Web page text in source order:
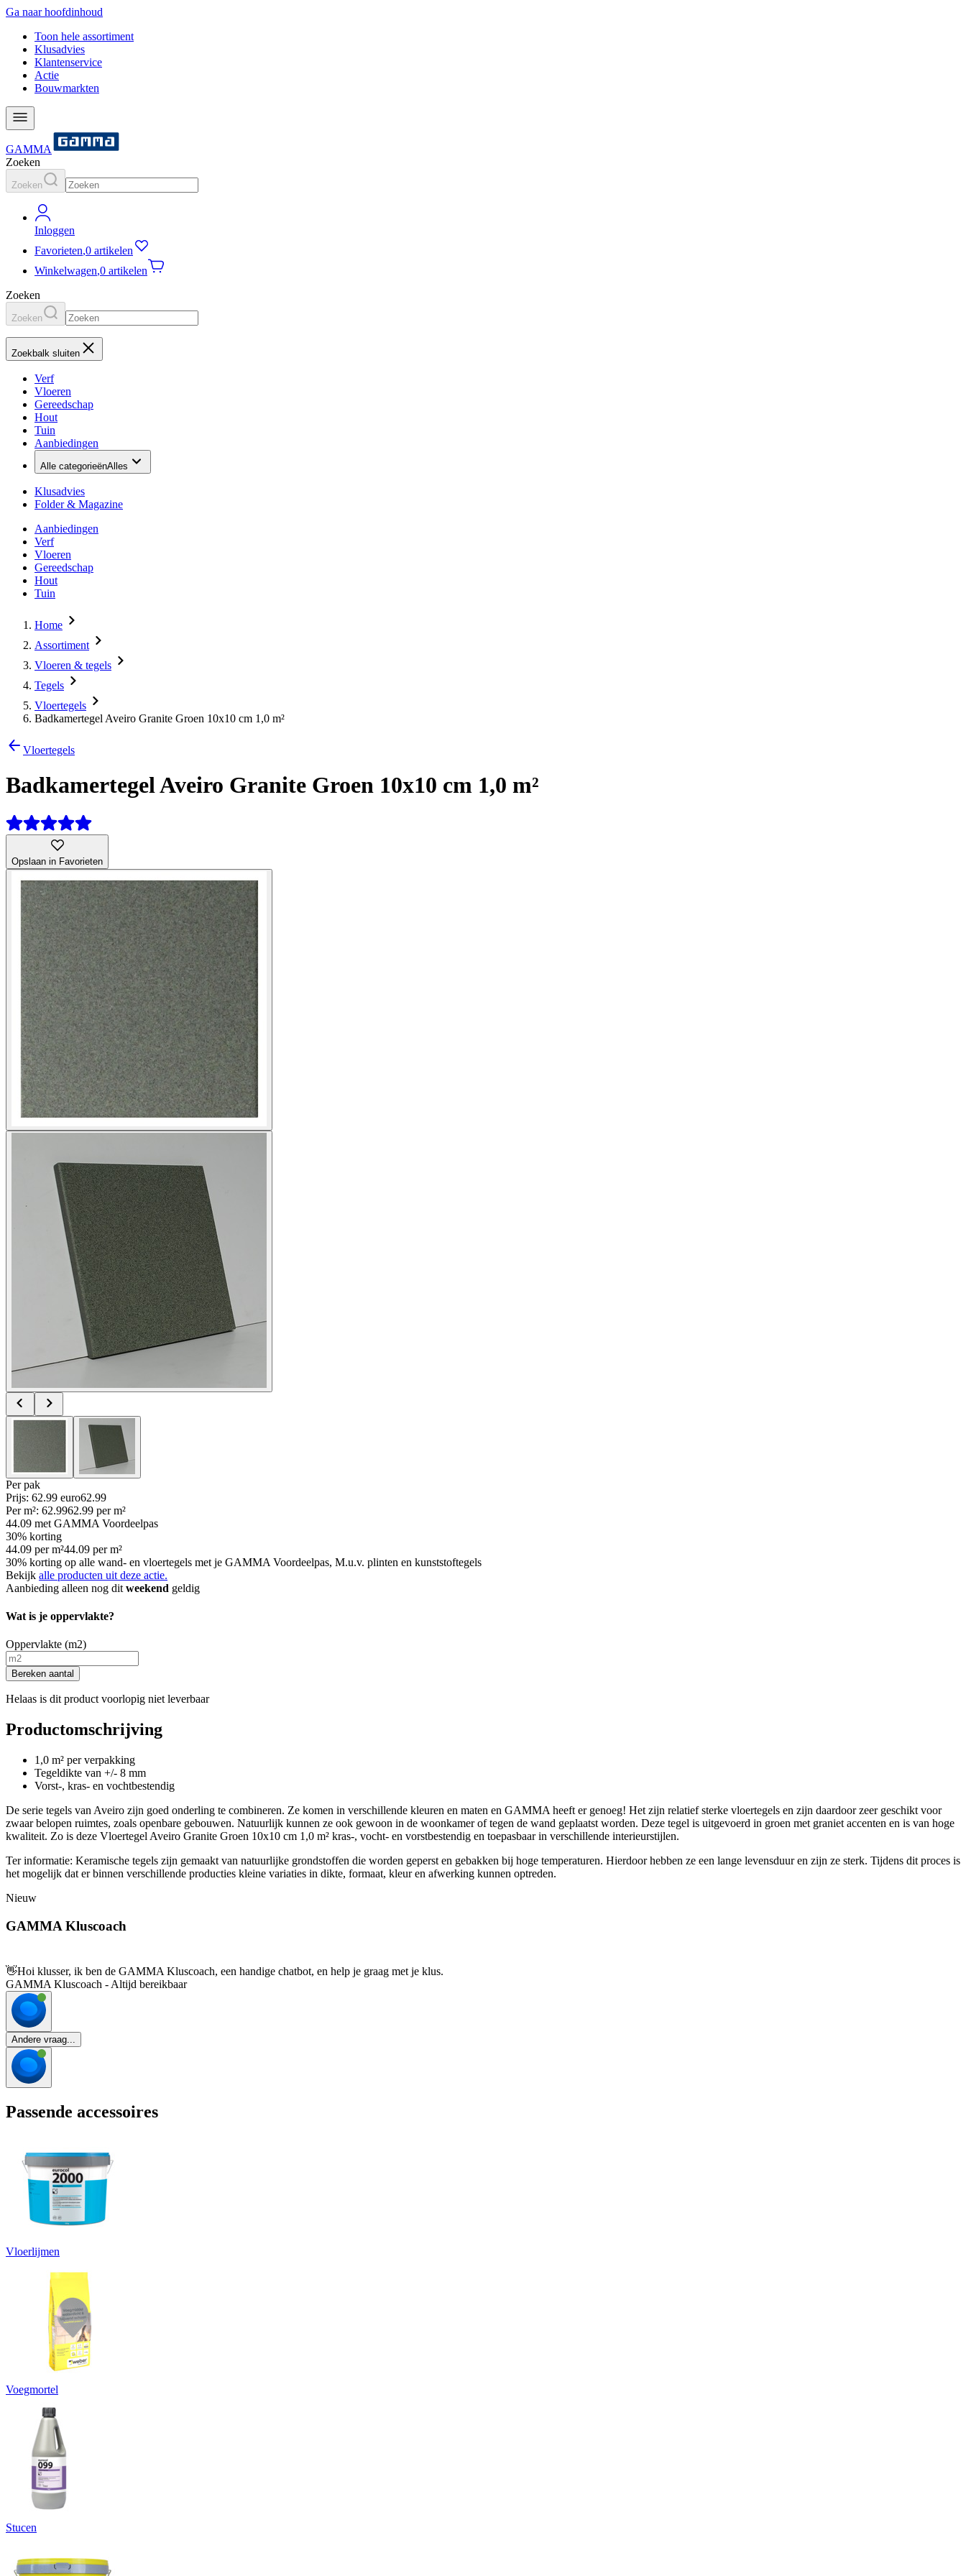
Ga naar hoofdinhoud
Toon hele assortiment
Klusadvies
Klantenservice
Actie
Bouwmarkten
GAMMA
Zoeken
Zoeken
Inloggen
Favorieten,0 artikelen
Winkelwagen,0 artikelen
Zoeken
Zoeken
Zoekbalk sluiten
Verf
Vloeren
Gereedschap
Hout
Tuin
Aanbiedingen
Alle categorieënAlles
Klusadvies
Folder & Magazine
Aanbiedingen
Verf
Vloeren
Gereedschap
Hout
Tuin
Home
Assortiment
Vloeren & tegels
Tegels
Vloertegels
Badkamertegel Aveiro Granite Groen 10x10 cm 1,0 m²
Vloertegels
Badkamertegel Aveiro Granite Groen 10x10 cm 1,0 m²
Opslaan in Favorieten
Per pak
Prijs: 62.99 euro62.99
Per m²: 62.9962.99 per m²
44.09 met GAMMA Voordeelpas
30% korting
44.09 per m²44.09 per m²
30% korting op alle wand- en vloertegels met je GAMMA Voordeelpas, M.u.v. plinten en kunststoftegels
Bekijk alle producten uit deze actie.
Aanbieding alleen nog dit weekend geldig
Wat is je oppervlakte?
Oppervlakte (m2)
Bereken aantal
Helaas is dit product voorlopig niet leverbaar
Productomschrijving
1,0 m² per verpakking
Tegeldikte van +/- 8 mm
Vorst-, kras- en vochtbestendig
De serie tegels van Aveiro zijn goed onderling te combineren. Ze komen in verschillende kleuren en maten en GAMMA heeft er genoeg! Het zijn relatief sterke vloertegels en zijn daardoor zeer geschikt voor
zwaar belopen ruimtes, zoals openbare gebouwen. Natuurlijk kunnen ze ook gewoon in de woonkamer of tegen de wand geplaatst worden. Deze tegel is uitgevoerd in groen met graniet accenten en is van hoge
kwaliteit. Zo is deze Vloertegel Aveiro Granite Groen 10x10 cm 1,0 m² kras-, vocht- en vorstbestendig en toepasbaar in verschillende interieurstijlen.
Ter informatie: Keramische tegels zijn gemaakt van natuurlijke grondstoffen die worden geperst en gebakken bij hoge temperaturen. Hierdoor hebben ze een lange levensduur en zijn ze sterk. Tijdens dit proces is
het mogelijk dat er binnen verschillende producties kleine variaties in dikte, formaat, kleur en afwerking kunnen optreden.
Nieuw
GAMMA Kluscoach
👋Hoi klusser, ik ben de GAMMA Kluscoach, een handige chatbot, en help je graag met je klus.
GAMMA Kluscoach - Altijd bereikbaar
Andere vraag...
Passende accessoires
Vloerlijmen
Voegmortel
Stucen